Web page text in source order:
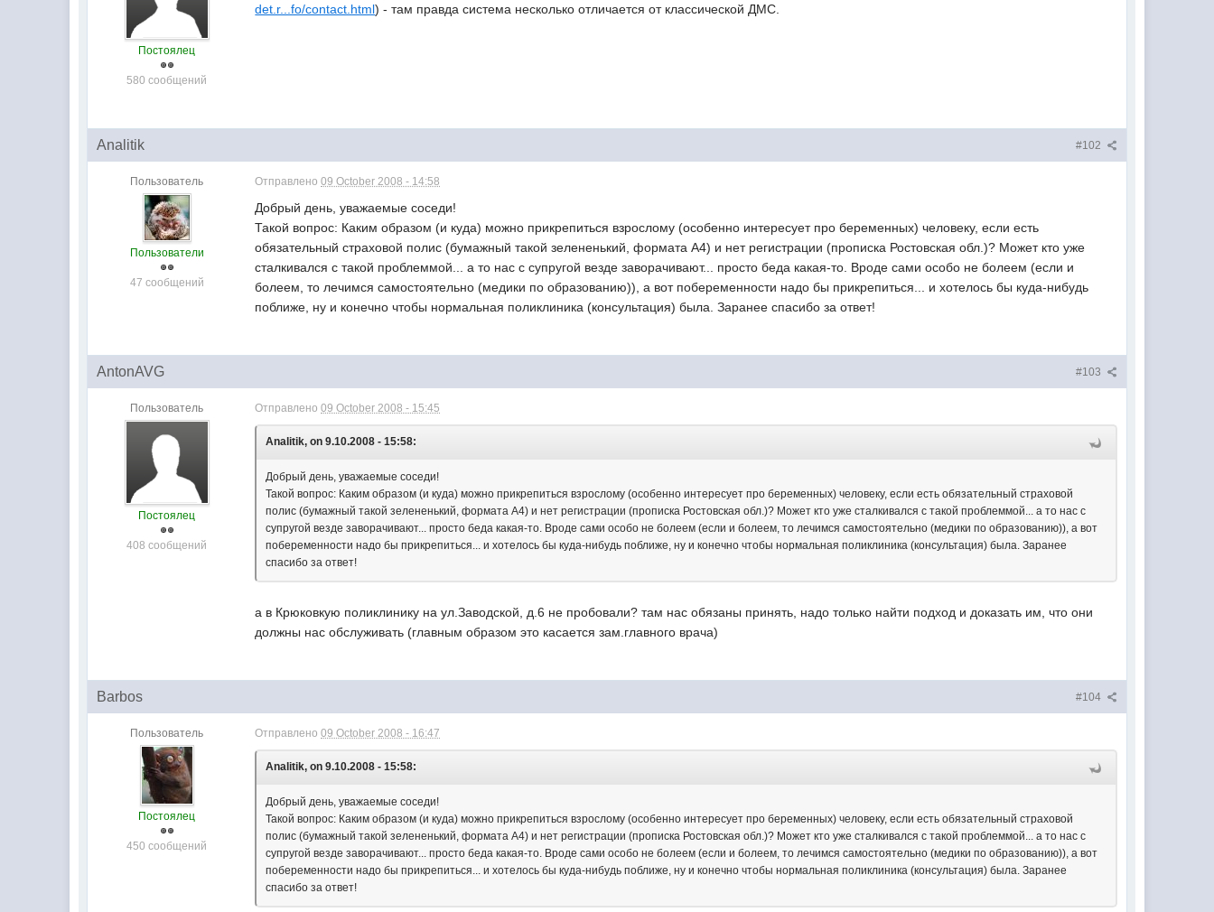
Постоялец
580 сообщений
det.r...fo/contact.html) - там правда система несколько отличается от классической ДМС.
#102
Analitik
Пользователь
Пользователи
47 сообщений
Отправлено09 October 2008 - 14:58
Добрый день, уважаемые соседи!
Такой вопрос: Каким образом (и куда) можно прикрепиться взрослому (особенно интересует про беременных) человеку, если есть
обязательный страховой полис (бумажный такой зелененький, формата А4) и нет регистрации (прописка Ростовская обл.)? Может кто уже
сталкивался с такой проблеммой... а то нас с супругой везде заворачивают... просто беда какая-то. Вроде сами особо не болеем (если и
болеем, то лечимся самостоятельно (медики по образованию)), а вот побеременности надо бы прикрепиться... и хотелось бы куда-нибудь
поближе, ну и конечно чтобы нормальная поликлиника (консультация) была. Заранее спасибо за ответ!
#103
AntonAVG
Пользователь
Постоялец
408 сообщений
Отправлено09 October 2008 - 15:45
Analitik, on 9.10.2008 - 15:58:
Добрый день, уважаемые соседи!
Такой вопрос: Каким образом (и куда) можно прикрепиться взрослому (особенно интересует про беременных) человеку, если есть обязательный страховой
полис (бумажный такой зелененький, формата А4) и нет регистрации (прописка Ростовская обл.)? Может кто уже сталкивался с такой проблеммой... а то нас с
супругой везде заворачивают... просто беда какая-то. Вроде сами особо не болеем (если и болеем, то лечимся самостоятельно (медики по образованию)), а вот
побеременности надо бы прикрепиться... и хотелось бы куда-нибудь поближе, ну и конечно чтобы нормальная поликлиника (консультация) была. Заранее
спасибо за ответ!
а в Крюковкую поликлинику на ул.Заводской, д.6 не пробовали? там нас обязаны принять, надо только найти подход и доказать им, что они
должны нас обслуживать (главным образом это касается зам.главного врача)
#104
Barbos
Пользователь
Постоялец
450 сообщений
Отправлено09 October 2008 - 16:47
Analitik, on 9.10.2008 - 15:58:
Добрый день, уважаемые соседи!
Такой вопрос: Каким образом (и куда) можно прикрепиться взрослому (особенно интересует про беременных) человеку, если есть обязательный страховой
полис (бумажный такой зелененький, формата А4) и нет регистрации (прописка Ростовская обл.)? Может кто уже сталкивался с такой проблеммой... а то нас с
супругой везде заворачивают... просто беда какая-то. Вроде сами особо не болеем (если и болеем, то лечимся самостоятельно (медики по образованию)), а вот
побеременности надо бы прикрепиться... и хотелось бы куда-нибудь поближе, ну и конечно чтобы нормальная поликлиника (консультация) была. Заранее
спасибо за ответ!